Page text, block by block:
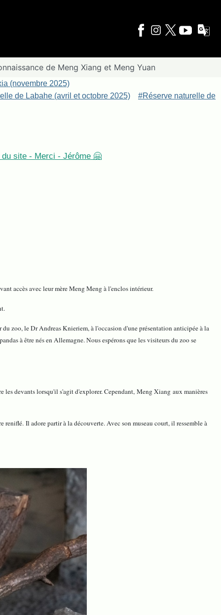
de Meng Xiang et Meng Yuan
(novembre 2025)
de Labahe (avril et octobre 2025)
#Réserve naturelle de
site - Merci - Jérôme 🤗
accès avec leur mère Meng Meng à l'enclos intérieur.
zoo, le Dr Andreas Knieriem, à l'occasion d'une présentation anticipée à la
à être nés en Allemagne. Nous espérons que les visiteurs du zoo se
les devants lorsqu'il s'agit d'explorer. Cependant, Meng Xiang aux manières
Il adore partir à la découverte. Avec son museau court, il ressemble à